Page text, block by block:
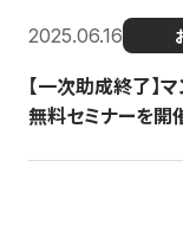
2025.06.16
【一次助成終了】
無料セミナーを開